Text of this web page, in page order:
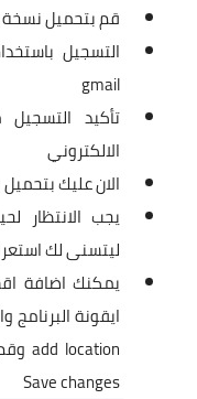
قم بتحميل نسخة
التسجيل
gmail
تأكيد
الالكتروني
الان عليك
ليتسنى لك
يمكنك اضافة
Save changes